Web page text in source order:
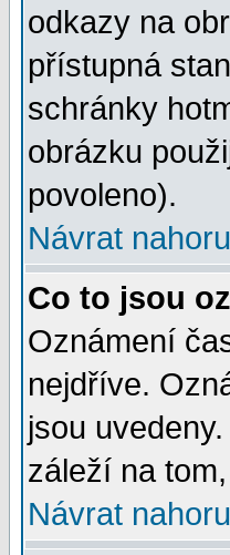
odkazy na
přístupná
schránky
obrázku
povoleno).
Návrat nahoru
Co to jsou
Oznámení
nejdříve.
jsou
záleží na
Návrat nahoru